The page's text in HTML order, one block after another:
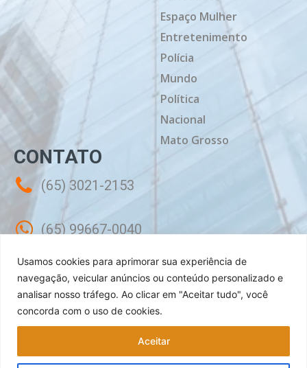
Usamos cookies para aprimorar sua experiência de
navegação, veicular anúncios ou conteúdo personalizado e
analisar nosso tráfego. Ao clicar em "Aceitar tudo", você
concorda com o uso de cookies.
Aceitar
Espaço Mulher
Entretenimento
Polícia
Mundo
Política
Nacional
Mato Grosso
CONTATO
(65) 3021-2153
(65) 99667-0040
contato@mtdiario.com.br
Rua Célebes, 50 - Sala 02 - Jardim
Shangri-lá Cuiabá - MT, CEP: 78070-240